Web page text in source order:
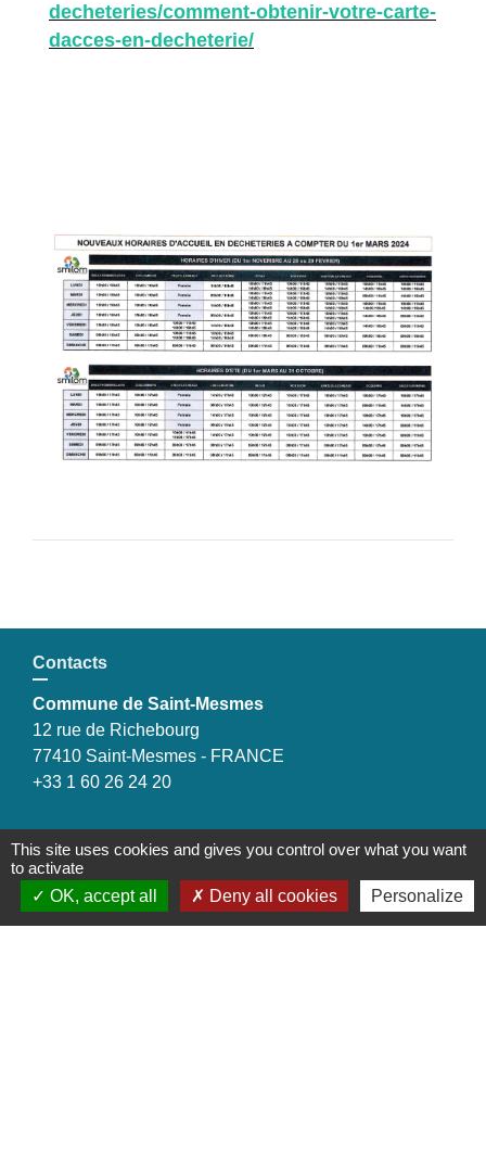
decheteries/comment-obtenir-votre-carte-
dacces-en-decheterie/
Contacts
Commune de Saint-Mesmes
12 rue de Richebourg
77410 Saint-Mesmes - FRANCE
+33 1 60 26 24 20
Liens
Préfecture de Seine-et-Marne
This site uses cookies and gives you control over what you want
to activate
OK, accept all
Deny all cookies Personalize